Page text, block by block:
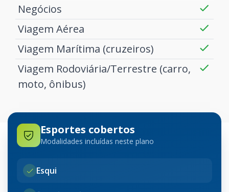
Negócios
Viagem Aérea
Viagem Marítima (cruzeiros)
Viagem Rodoviária/Terrestre (carro,
moto, ônibus)
Esportes cobertos
Modalidades incluídas neste plano
Esqui